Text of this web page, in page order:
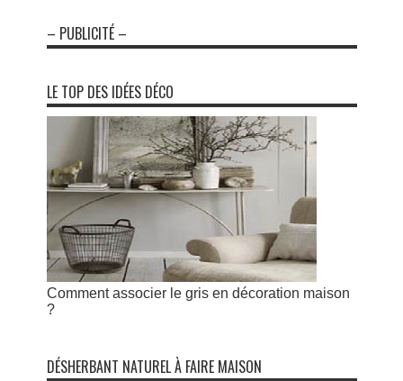
– PUBLICITÉ –
LE TOP DES IDÉES DÉCO
Comment associer le gris en décoration maison
?
DÉSHERBANT NATUREL À FAIRE MAISON